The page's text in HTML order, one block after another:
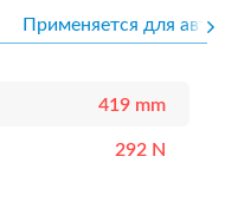
Применяется для авто
419 mm
292 N